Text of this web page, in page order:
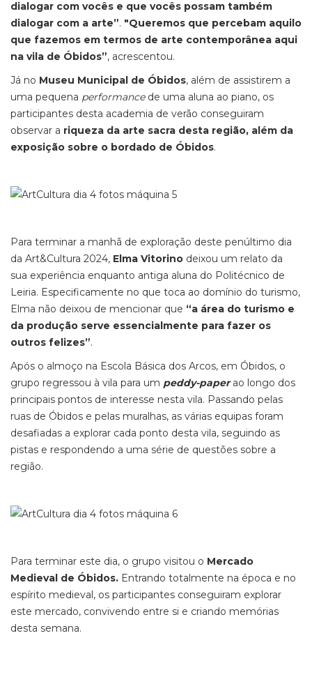
dialogar com vocês e que vocês possam também
dialogar com a arte”. "Queremos que percebam aquilo
que fazemos em termos de arte contemporânea aqui
na vila de Óbidos”, acrescentou.
Já no Museu Municipal de Óbidos, além de assistirem a
uma pequena performancede uma aluna ao piano, os
participantes desta academia de verão conseguiram
observar a riqueza da arte sacra desta região, além da
exposição sobre o bordado de Óbidos.
Para terminar a manhã de exploração deste penúltimo dia
da Art&Cultura 2024, Elma Vitorino deixou um relato da
sua experiência enquanto antiga aluna do Politécnico de
Leiria. Especificamente no que toca ao domínio do turismo,
Elma não deixou de mencionar que “a área do turismo e
da produção serve essencialmente para fazer os
outros felizes”.
Após o almoço na Escola Básica dos Arcos, em Óbidos, o
grupo regressou à vila para um peddy-paper ao longo dos
principais pontos de interesse nesta vila. Passando pelas
ruas de Óbidos e pelas muralhas, as várias equipas foram
desafiadas a explorar cada ponto desta vila, seguindo as
pistas e respondendo a uma série de questões sobre a
região.
Para terminar este dia, o grupo visitou o Mercado
Medieval de Óbidos. Entrando totalmente na época e no
espírito medieval, os participantes conseguiram explorar
este mercado, convivendo entre si e criando memórias
desta semana.